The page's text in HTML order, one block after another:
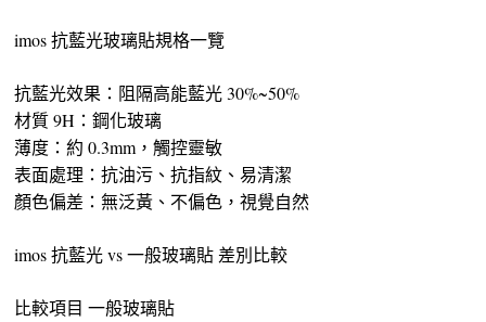
imos 抗藍光玻璃貼規格一覽
抗藍光效果：阻隔高能藍光 30%~50%
材質 9H：鋼化玻璃
薄度：約 0.3mm，觸控靈敏
表面處理：抗油污、抗指紋、易清潔
顏色偏差：無泛黃、不偏色，視覺自然
imos 抗藍光 vs 一般玻璃貼 差別比較
比較項目 一般玻璃貼